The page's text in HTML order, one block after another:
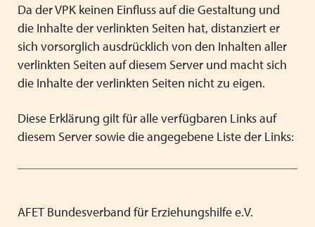
Schließen
Da der VPK keinen Einfluss auf die Gestaltung und
die Inhalte der verlinkten Seiten hat, distanziert er
sich vorsorglich ausdrücklich von den Inhalten aller
verlinkten Seiten auf diesem Server und macht sich
die Inhalte der verlinkten Seiten nicht zu eigen.
Diese Erklärung gilt für alle verfügbaren Links auf
diesem Server sowie die angegebene Liste der Links:
AFET Bundesverband für Erziehungshilfe e.V.